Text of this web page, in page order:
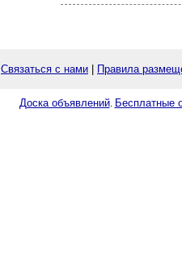
Связаться с нами Правила
Доска объявлений. Бесплатные